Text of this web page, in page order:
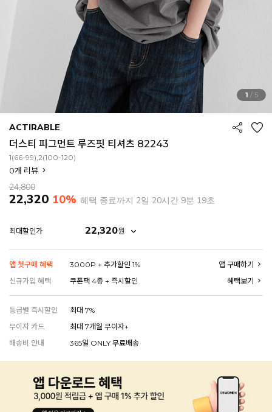
EVERY, SAY
1 / 5
ACTIRABLE
더스티 피그먼트 루즈핏 티셔츠 82243
1(66-99),2(100-120)
0개 리뷰
24,800
22,320 10% 혜택 종료까지 2일 20시간 9분 18초
최대할인가 22,320원
앱 첫구매 혜택 3000P + 추가할인 1%
앱 구매하기
신규가입 혜택
쿠폰팩 4종 + 즉시할인 혜택보기
등급별 즉시할인
최대 7%
무이자 카드
최대 7개월 무이자+
배송비 안내
365일 ONLY 무료배송